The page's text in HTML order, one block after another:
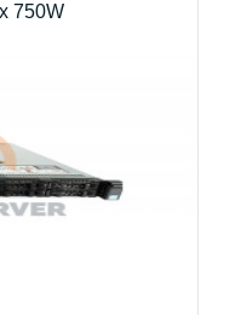
750W